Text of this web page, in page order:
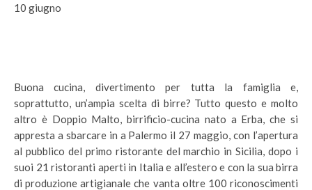
10 giugno
Buona cucina, divertimento per tutta la famiglia e,
soprattutto, un’ampia scelta di birre? Tutto questo e molto
altro è Doppio Malto, birrificio-cucina nato a Erba, che si
appresta a sbarcare in a Palermo il 27 maggio, con l’apertura
al pubblico del primo ristorante del marchio in Sicilia, dopo i
suoi 21 ristoranti aperti in Italia e all’estero e con la sua birra
di produzione artigianale che vanta oltre 100 riconoscimenti